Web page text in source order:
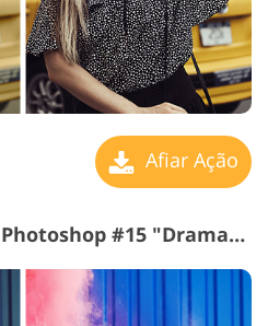
Afiar Ação
Ação de nitidez para Photoshop #15 "Dramatic Style"